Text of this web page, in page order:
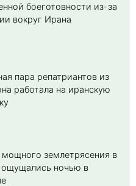
боеготовности из-за
вокруг Ирана
пара репатриантов из
работала на иранскую
мощного землетрясения в
ощущались ночью в